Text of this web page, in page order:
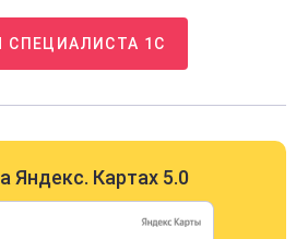
СПЕЦИАЛИСТА 1С
Яндекс. Картах 5.0